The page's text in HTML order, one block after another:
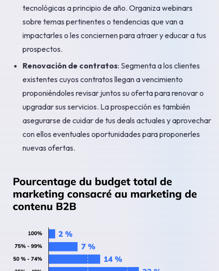
tecnológicas a principio de año. Organiza webinars
sobre temas pertinentes o tendencias que van a
impactarles o les conciernen para atraer y educar a tus
prospectos.
Renovación de contratos: Segmenta a los clientes
existentes cuyos contratos llegan a vencimiento
proponiéndoles revisar juntos su oferta para renovar o
upgradar sus servicios. La prospección es también
asegurarse de cuidar de tus deals actuales y aprovechar
con ellos eventuales oportunidades para proponerles
nuevas ofertas.